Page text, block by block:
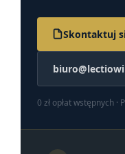
Skontaktuj
0 zł opłat wstępnych ·